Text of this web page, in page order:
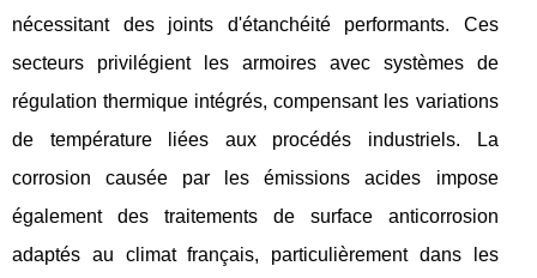
nécessitant des joints d'étanchéité performants. Ces
secteurs privilégient les armoires avec systèmes de
régulation thermique intégrés, compensant les variations
de température liées aux procédés industriels. La
corrosion causée par les émissions acides impose
également des traitements de surface anticorrosion
adaptés au climat français, particulièrement dans les